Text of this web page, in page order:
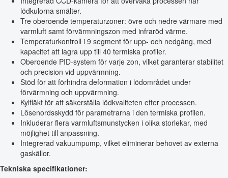
lödkulorna smälter.
Tre oberoende temperaturzoner: övre och nedre värmare med
varmluft samt förvärmningszon med infraröd värme.
Temperaturkontroll i 9 segment för upp- och nedgång, med
kapacitet att lagra upp till 40 termiska profiler.
Oberoende PID-system för varje zon, vilket garanterar stabilitet
och precision vid uppvärmning.
Stöd för att förhindra deformation i lödområdet under
förvärmning och uppvärmning.
Kylfläkt för att säkerställa lödkvaliteten efter processen.
Lösenordsskydd för parametrarna i den termiska profilen.
Inkluderar flera varmluftsmunstycken i olika storlekar, med
möjlighet till anpassning.
Integrerad vakuumpump, vilket eliminerar behovet av externa
gaskällor.
Tekniska specifikationer: